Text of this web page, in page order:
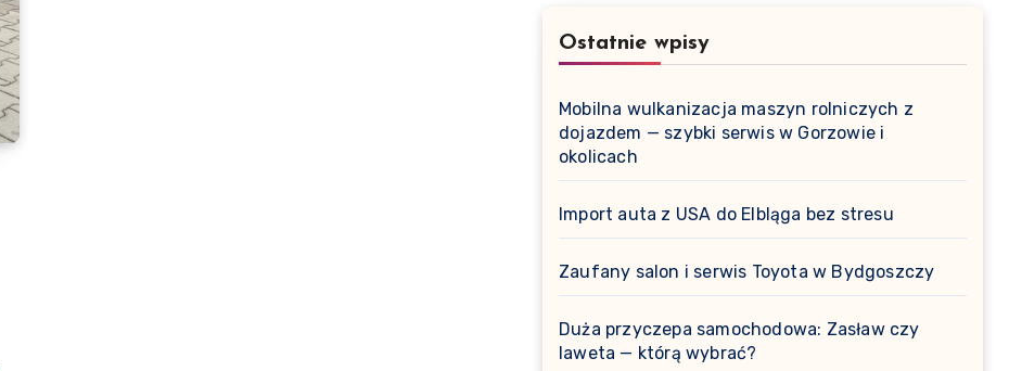
Ostatnie wpisy
Mobilna wulkanizacja maszyn rolniczych z
dojazdem — szybki serwis w Gorzowie i
okolicach
Import auta z USA do Elbląga bez stresu
Zaufany salon i serwis Toyota w Bydgoszczy
Duża przyczepa samochodowa: Zasław czy
laweta — którą wybrać?